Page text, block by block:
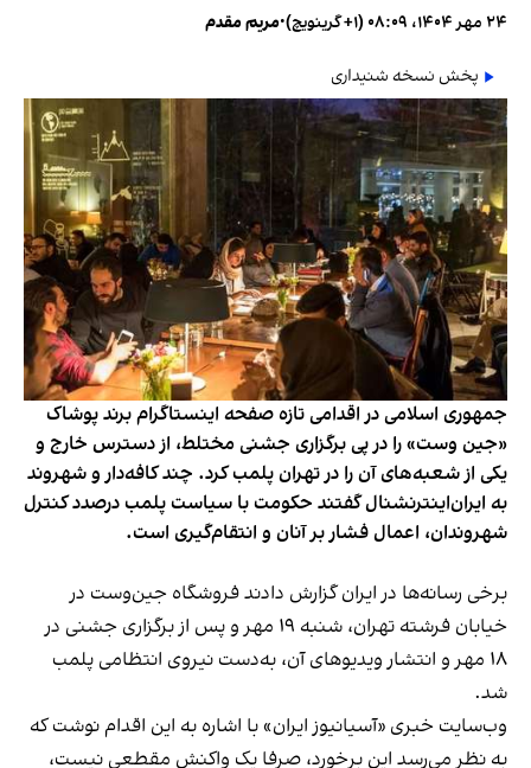
۲۴ مهر ۱۴۰۴، ۰۸:۰۹ (‎+۱ گرینویچ) •مریم مقدم
پخش نسخه شنیداری
جمهوری اسلامی در اقدامی تازه صفحه اینستاگرام برند پوشاک
«جین وست» را در پی برگزاری جشنی مختلط، از دسترس خارج و
یکی از شعبه‌های آن را در تهران پلمب کرد. چند کافه‌‌دار و شهروند
به ایران‌اینترنشنال گفتند حکومت با سیاست پلمب درصدد کنترل
شهروندان، اعمال فشار بر آنان و انتقام‌گیری است.
برخی رسانه‌ها در ایران گزارش دادند فروشگاه جین‌وست در
خیابان فرشته تهران، شنبه ۱۹ مهر و پس از برگزاری جشنی در
۱۸ مهر و انتشار ویدیوهای آن، به‌دست نیروی انتظامی پلمب
شد.
وب‌سایت خبری «آسیانیوز ایران» با اشاره به این اقدام نوشت که
به نظر می‌رسد این برخورد، صرفا یک واکنش مقطعی نیست،